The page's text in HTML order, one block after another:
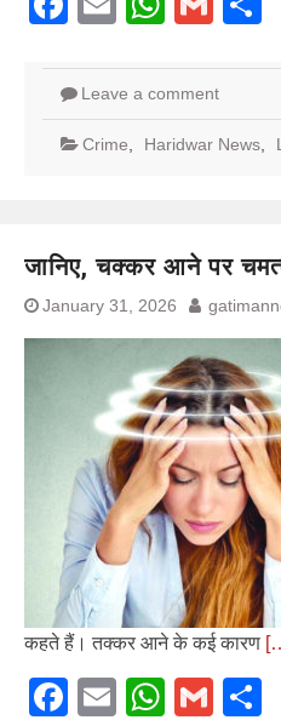
Leave a comment
Crime Haridwar News
जानिए, चक्कर आने पर
January 31, 2026
कहते हैं। तक्कर आने के कई कारण
Facebook
Email